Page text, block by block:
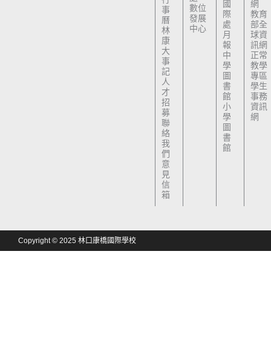
事
曆
林
康
大
事
記
人
才
招
募
聯
絡
我
們
意
見
信
箱
數位
發展
中心
國
際
處
月
報
中
學
圖
書
館
小
學
圖
書
館
網
教育
部全
球資
訊網
正常
教學
專區
學生
事務
資訊
網
Copyright © 2025 林口康橋國際學校